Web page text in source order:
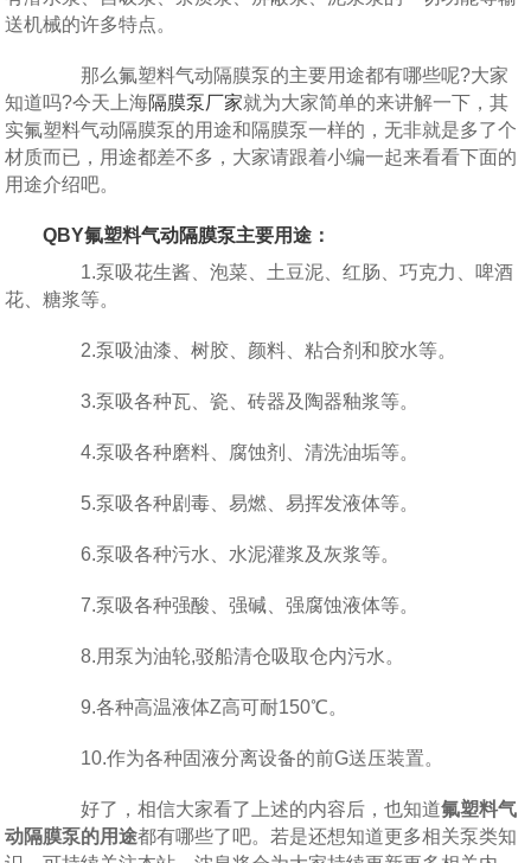
送机械的许多特点。
那么氟塑料气动隔膜泵的主要用途都有哪些呢?大家
知道吗?今天上海隔膜泵厂家就为大家简单的来讲解一下，其
实氟塑料气动隔膜泵的用途和隔膜泵一样的，无非就是多了个
材质而已，用途都差不多，大家请跟着小编一起来看看下面的
用途介绍吧。
QBY氟塑料气动隔膜泵主要用途：
1.泵吸花生酱、泡菜、土豆泥、红肠、巧克力、啤酒
花、糖浆等。
2.泵吸油漆、树胶、颜料、粘合剂和胶水等。
3.泵吸各种瓦、瓷、砖器及陶器釉浆等。
4.泵吸各种磨料、腐蚀剂、清洗油垢等。
5.泵吸各种剧毒、易燃、易挥发液体等。
6.泵吸各种污水、水泥灌浆及灰浆等。
7.泵吸各种强酸、强碱、强腐蚀液体等。
8.用泵为油轮,驳船清仓吸取仓内污水。
9.各种高温液体Z高可耐150℃。
10.作为各种固液分离设备的前G送压装置。
好了，相信大家看了上述的内容后，也知道氟塑料气
动隔膜泵的用途都有哪些了吧。若是还想知道更多相关泵类知